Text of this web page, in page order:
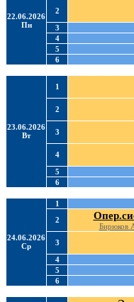
22.06.2026
Пн
2
3
4
5
6
23.06.2026
Вт
1
2
3
4
5
6
24.06.2026
Ср
1
2
Бирюков
3
4
5
6